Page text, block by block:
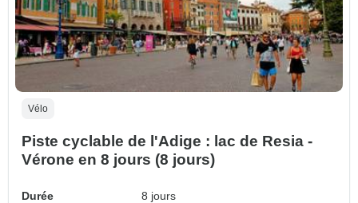
Vélo
Piste cyclable de l'Adige : lac de Resia -
Vérone en 8 jours (8 jours)
Durée
8 jours